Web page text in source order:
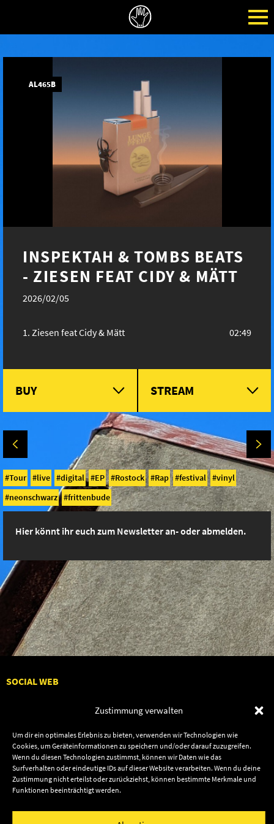
Zustimmung verwalten
Um dir ein optimales Erlebnis zu bieten, verwenden wir Technologien wie
Cookies, um Geräteinformationen zu speichern und/oder darauf zuzugreifen.
Wenn du diesen Technologien zustimmst, können wir Daten wie das
Surfverhalten oder eindeutige IDs auf dieser Website verarbeiten. Wenn du deine
Zustimmung nicht erteilst oder zurückziehst, können bestimmte Merkmale und
Funktionen beeinträchtigt werden.
AL465B
INSPEKTAH & TOMBS BEATS
- ZIESEN FEAT CIDY & MÄTT
2026/02/05
Ziesen feat Cidy & Mätt 02:49
BUY STREAM
Tour live digital EP Rostock Rap festival
vinyl
neonschwarz
frittenbude
Hier könnt ihr euch zum Newsletter an- oder abmelden.
SOCIAL WEB
Audiolith
News
Artists
Contact Us
Dates
Shop